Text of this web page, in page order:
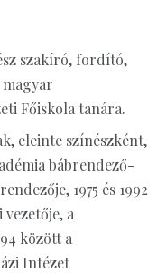
szakíró, fordító,
Főiskola tanára.
eleinte színészként,
bábrendező-
1975 és 1992
a
között a
Intézet